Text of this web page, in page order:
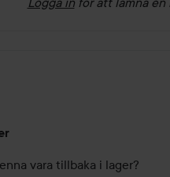
skapades 1 år
vara tillbaka i lager?